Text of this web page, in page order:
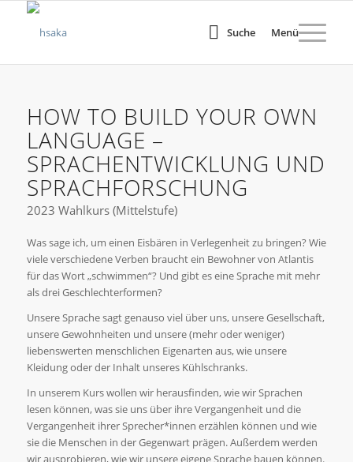
Suche Menü
HOW TO BUILD YOUR OWN
LANGUAGE –
SPRACHENTWICKLUNG UND
SPRACHFORSCHUNG
2023 Wahlkurs (Mittelstufe)
Was sage ich, um einen Eisbären in Verlegenheit zu bringen? Wie
viele verschiedene Verben braucht ein Bewohner von Atlantis
für das Wort „schwimmen“? Und gibt es eine Sprache mit mehr
als drei Geschlechterformen?
Unsere Sprache sagt genauso viel über uns, unsere Gesellschaft,
unsere Gewohnheiten und unsere (mehr oder weniger)
liebenswerten menschlichen Eigenarten aus, wie unsere
Kleidung oder der Inhalt unseres Kühlschranks.
In unserem Kurs wollen wir herausfinden, wie wir Sprachen
lesen können, was sie uns über ihre Vergangenheit und die
Vergangenheit ihrer Sprecher*innen erzählen können und wie
sie die Menschen in der Gegenwart prägen. Außerdem werden
wir ausprobieren, wie wir unsere eigene Sprache bauen können.